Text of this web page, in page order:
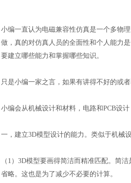
小编一直认为电磁兼容性仿真是一个多物
做，真的对仿真人员的全面性和个人能力
要建立哪些能力和掌握哪些知识。
只是小编一家之言，如果有讲得不好的或
小编会从机械设计和材料，电路和PCB设
一， 建立3D模型设计的能力。类似于机械
（ 1）3D模型要画得简洁而精准匹配。简
省略。这也是为了减少不必要的计算。